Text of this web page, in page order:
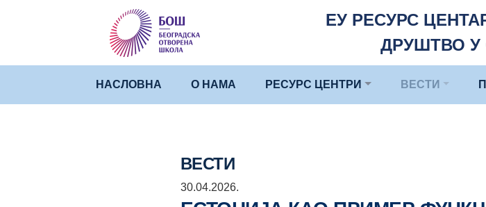
ЕУ РЕСУРС
ДРУШТВО У
НАСЛОВНА О НАМА РЕСУРС ЦЕНТРИ ВЕСТИ
ВЕСТИ
30.04.2026.